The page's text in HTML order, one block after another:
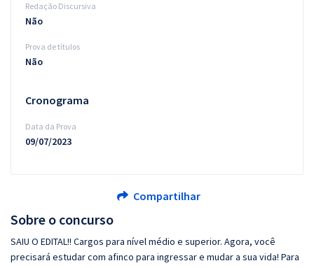
Sobre o concurso
SAIU O EDITAL!! Cargos para nível médio e superior. Agora, você
precisará estudar com afinco para ingressar e mudar a sua vida! Para
Redação Discursiva
Não
Prova de títulos
Não
Cronograma
Data da Prova
09/07/2023
Compartilhar